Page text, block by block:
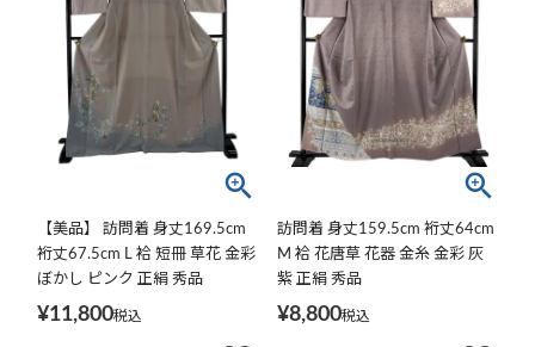
【美品】 訪問着 身丈169.5cm
裄丈67.5cm L 袷 短冊 草花 金彩
ぼかし ピンク 正絹 秀品
¥11,800税込
訪問着 身丈159.5cm 裄丈64cm
M 袷 花唐草 花器 金糸 金彩 灰
紫 正絹 秀品
¥8,800税込